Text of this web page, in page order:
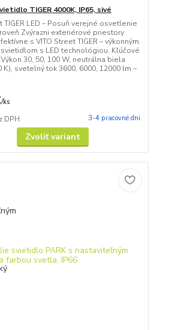
TIGER 4000K, IP65, sivé
TIGER LED – Posuň verejné osvetlenie
Zvýrazni exteriérové priestory
s VITO Street TIGER – výkonným
s LED technológiou. Kľúčové
30, 50, 100 W, neutrálna biela
K), svetelný tok 3600, 6000, 12000 lm –
/ks
DPH 3-4 pracovné dni
Zvoliť variant